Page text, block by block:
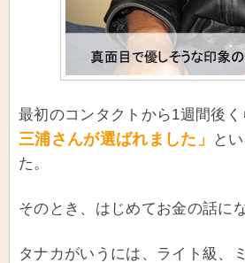
最初のコンタクトから1週間後く
三浦さんが選ばれました」
と
た。
そのとき、はじめてお金の話に
タナカがいうには、ライト級、